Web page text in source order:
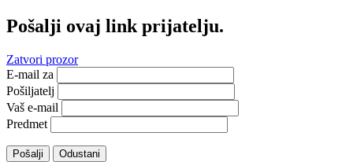
Pošalji ovaj link prijatelju.
Zatvori prozor
E-mail za
Pošiljatelj
Vaš e-mail
Predmet
Pošalji Odustani